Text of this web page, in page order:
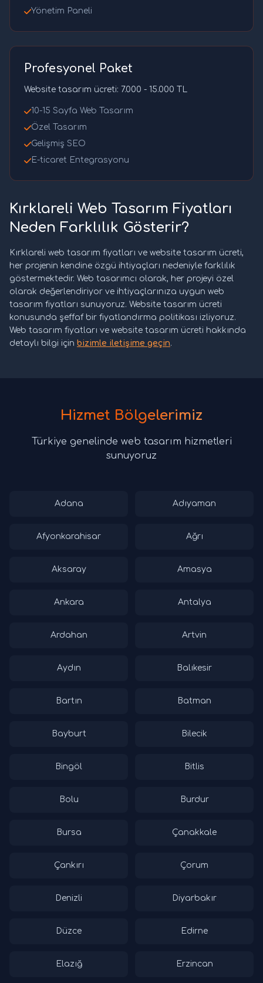
Yönetim Paneli
Profesyonel Paket
Website tasarım ücreti: 7.000 - 15.000 TL
10-15 Sayfa Web Tasarım
Özel Tasarım
Gelişmiş SEO
E-ticaret Entegrasyonu
Kırklareli Web Tasarım Fiyatları
Neden Farklılık Gösterir?
Kırklareli web tasarım fiyatları ve website tasarım ücreti,
her projenin kendine özgü ihtiyaçları nedeniyle farklılık
göstermektedir. Web tasarımcı olarak, her projeyi özel
olarak değerlendiriyor ve ihtiyaçlarınıza uygun web
tasarım fiyatları sunuyoruz. Website tasarım ücreti
konusunda şeffaf bir fiyatlandırma politikası izliyoruz.
Web tasarım fiyatları ve website tasarım ücreti hakkında
detaylı bilgi için bizimle iletişime geçin.
Hizmet Bölgelerimiz
Türkiye genelinde web tasarım hizmetleri
sunuyoruz
Adana Adıyaman
Afyonkarahisar Ağrı
Aksaray Amasya
Ankara Antalya
Ardahan Artvin
Aydın Balıkesir
Bartın Batman
Bayburt Bilecik
Bingöl Bitlis
Bolu Burdur
Bursa Çanakkale
Çankırı Çorum
Denizli Diyarbakır
Düzce Edirne
Elazığ Erzincan